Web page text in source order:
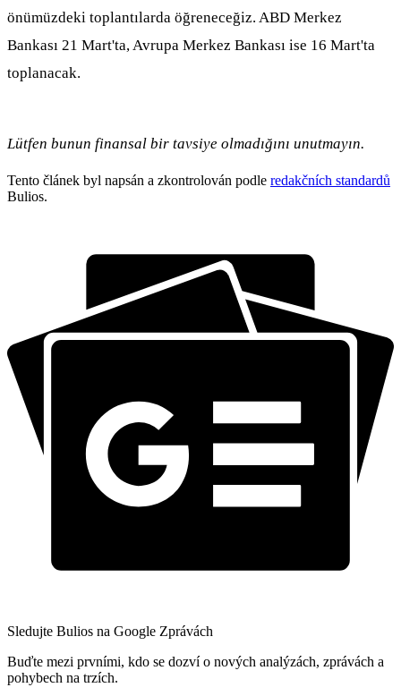
önümüzdeki toplantılarda öğreneceğiz. ABD Merkez
Bankası 21 Mart'ta, Avrupa Merkez Bankası ise 16 Mart'ta
toplanacak.
Lütfen bunun finansal bir tavsiye olmadığını unutmayın.
Tento článek byl napsán a zkontrolován podle redakčních standardů
Bulios.
Sledujte Bulios na Google Zprávách
Buďte mezi prvními, kdo se dozví o nových analýzách, zprávách a
pohybech na trzích.